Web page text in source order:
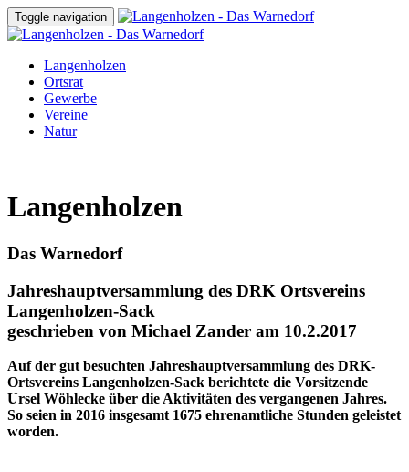
Toggle navigation
Langenholzen
Ortsrat
Gewerbe
Vereine
Natur
Langenholzen
Das Warnedorf
Jahreshauptversammlung des DRK Ortsvereins
Langenholzen-Sack
geschrieben von Michael Zander am 10.2.2017
Auf der gut besuchten Jahreshauptversammlung des DRK-
Ortsvereins Langenholzen-Sack berichtete die Vorsitzende
Ursel Wöhlecke über die Aktivitäten des vergangenen Jahres.
So seien in 2016 insgesamt 1675 ehrenamtliche Stunden geleistet
worden.